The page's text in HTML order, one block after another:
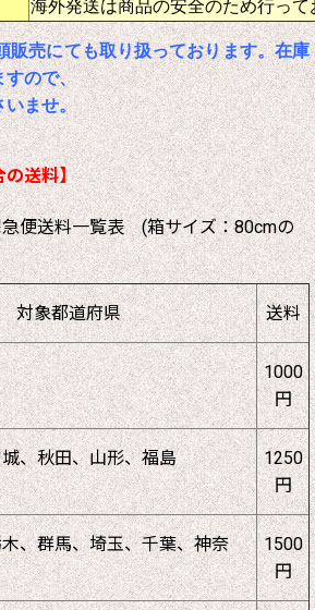
海外発送は商品の安全のため行って
売にても取り扱っております。在庫
すので、
ませ。
の送料】
送料一覧表 (箱サイズ：80cmの
対象都道府県 送料
1000
円
、秋田、山形、福島
1250
円
、群馬、埼玉、千葉、神奈
1500
円